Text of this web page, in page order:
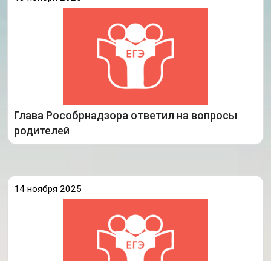
Глава Рособрнадзора ответил на вопросы
родителей
образования и науки Анзор Музаев провел
традиционную Всероссийскую встречу
с родителями. Мамы и папы получили
возможность задать главе
Подробнее
14 ноября 2025
На официальном сайте Федерального института
) опубликованы утвержденные документы,
определяющие структуру и содержание
контрольных измерительных материалов (КИМ)